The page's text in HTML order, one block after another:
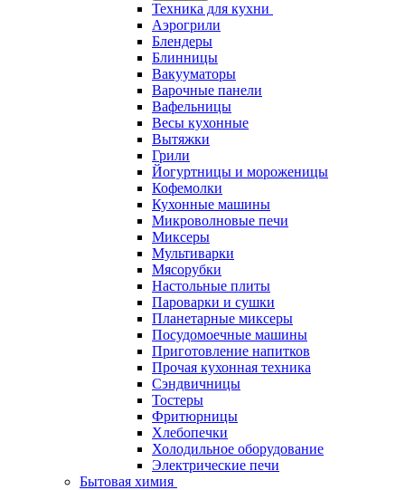
Техника для кухни
Аэрогрили
Блендеры
Блинницы
Вакууматоры
Варочные панели
Вафельницы
Весы кухонные
Вытяжки
Грили
Йогуртницы и мороженицы
Кофемолки
Кухонные машины
Микроволновые печи
Миксеры
Мультиварки
Мясорубки
Настольные плиты
Пароварки и сушки
Планетарные миксеры
Посудомоечные машины
Приготовление напитков
Прочая кухонная техника
Сэндвичницы
Тостеры
Фритюрницы
Хлебопечки
Холодильное оборудование
Электрические печи
Бытовая химия